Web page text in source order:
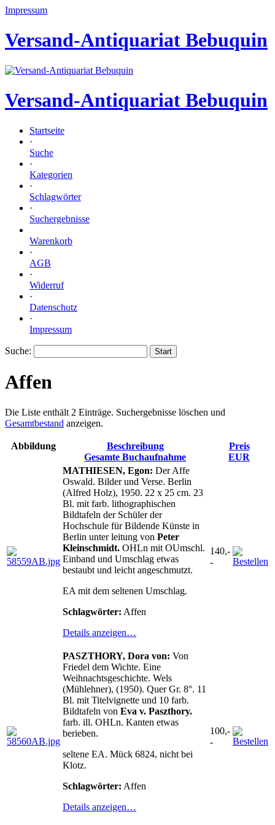
Impressum
Versand-Antiquariat Bebuquin
Versand-Antiquariat Bebuquin
Startseite
·
Suche
·
Kategorien
·
Schlagwörter
·
Suchergebnisse
Warenkorb
·
AGB
·
Widerruf
·
Datenschutz
·
Impressum
Suche:
Affen
Die Liste enthält 2 Einträge. Suchergebnisse löschen und
Gesamtbestand anzeigen.
Abbildung
Beschreibung
Gesamte Buchaufnahme
Preis
EUR
MATHIESEN, Egon: Der Affe
Oswald. Bilder und Verse. Berlin
(Alfred Holz), 1950. 22 x 25 cm. 23
Bl. mit farb. lithographischen
Bildtafeln der Schüler der
Hochschule für Bildende Künste in
Berlin unter leitung von Peter
Kleinschmidt. OHLn mit OUmschl.
Einband und Umschlag etwas
bestaubt und leicht angeschmutzt.
EA mit dem seltenen Umschlag.
Schlagwörter: Affen
Details anzeigen…
140,-
-
PASZTHORY, Dora von: Von
Friedel dem Wichte. Eine
Weihnachtsgeschichte. Wels
(Mühlehner), (1950). Quer Gr. 8°. 11
Bl. mit Titelvignette und 10 farb.
Bildtafeln von Eva v. Paszthory.
farb. ill. OHLn. Kanten etwas
berieben.
seltene EA. Mück 6824, nicht bei
Klotz.
Schlagwörter: Affen
Details anzeigen…
100,-
-